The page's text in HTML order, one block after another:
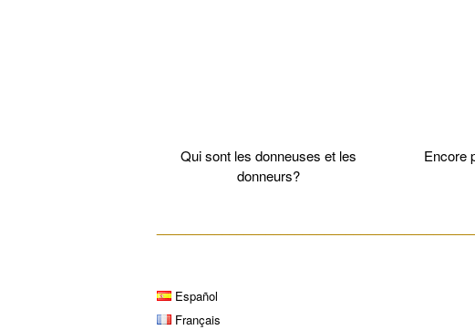
Qui sont les donneuses et les
donneurs?
Encore
Español
Français